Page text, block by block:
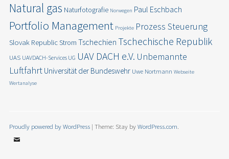
Natural gas Naturfotografie Norwegen Paul Eschbach
Portfolio Management Projekte Prozess Steuerung
Slovak RepublicStrom Tschechien Tschechische Republik
UAS UAVDACH-Services UG UAV DACH e.V. Unbemannte
Luftfahrt Universität der Bundeswehr Uwe Nortmann Webseite
Wertanalyse
Proudly powered by WordPress | Theme: Stay byWordPress.com